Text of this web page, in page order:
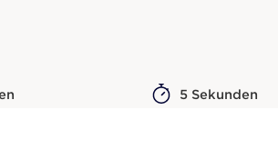
5 Sekunden